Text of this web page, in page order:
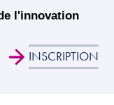
l'innovation
INSCRIPTION